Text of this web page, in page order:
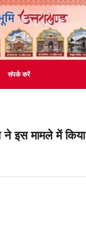
संपर्क करें
ने इस मामले में किया